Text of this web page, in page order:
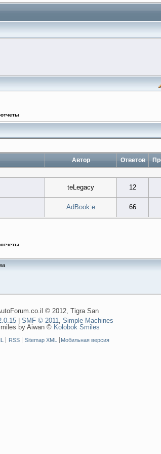
Автор Ответов
teLegacy 12
AdBook:e 66
© 2012, Tigra San
SMF © 2011, Simple Machines
by Aiwan © Kolobok Smiles
RSS Sitemap XML Мобильная версия